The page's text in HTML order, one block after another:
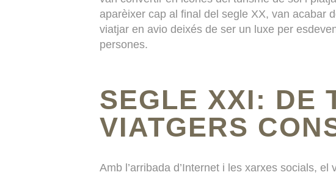
aparèixer cap al final del segle XX, van acabar
viatjar en avio deixés de ser un luxe per
persones.
SEGLE XXI: DE
VIATGERS
Amb l’arribada d’Internet i les xarxes socials,